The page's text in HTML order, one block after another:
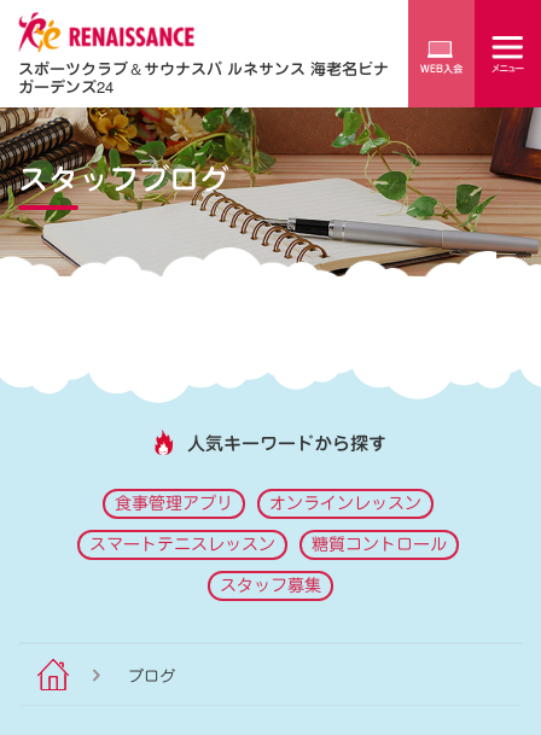
スポーツクラブ＆サウナスパ ルネサンス 海老名ビナ
ガーデンズ24
スタッフブログ
人気キーワードから探す
食事管理アプリ オンラインレッスン
スマートテニスレッスン 糖質コントロール
スタッフ募集
ブログ